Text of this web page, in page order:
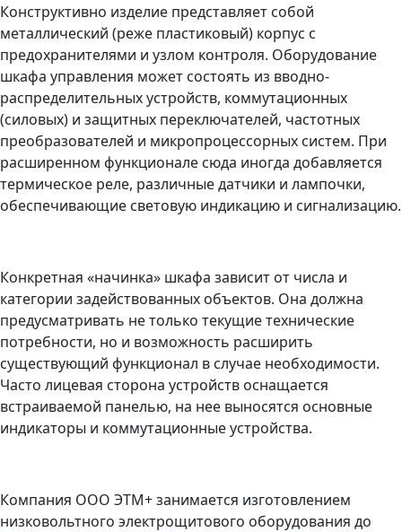
Конструктивно изделие представляет собой
металлический (реже пластиковый) корпус с
предохранителями и узлом контроля. Оборудование
шкафа управления может состоять из вводно-
распределительных устройств, коммутационных
(силовых) и защитных переключателей, частотных
преобразователей и микропроцессорных систем. При
расширенном функционале сюда иногда добавляется
термическое реле, различные датчики и лампочки,
обеспечивающие световую индикацию и сигнализацию.
Конкретная «начинка» шкафа зависит от числа и
категории задействованных объектов. Она должна
предусматривать не только текущие технические
потребности, но и возможность расширить
существующий функционал в случае необходимости.
Часто лицевая сторона устройств оснащается
встраиваемой панелью, на нее выносятся основные
индикаторы и коммутационные устройства.
Компания ООО ЭТМ+ занимается изготовлением
низковольтного электрощитового оборудования до